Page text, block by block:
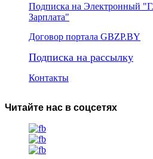
Подписка на Электронный
Зарплата"
Договор портала GBZP.BY
Подписка на рассылку
Контакты
Читайте нас в соцсетях